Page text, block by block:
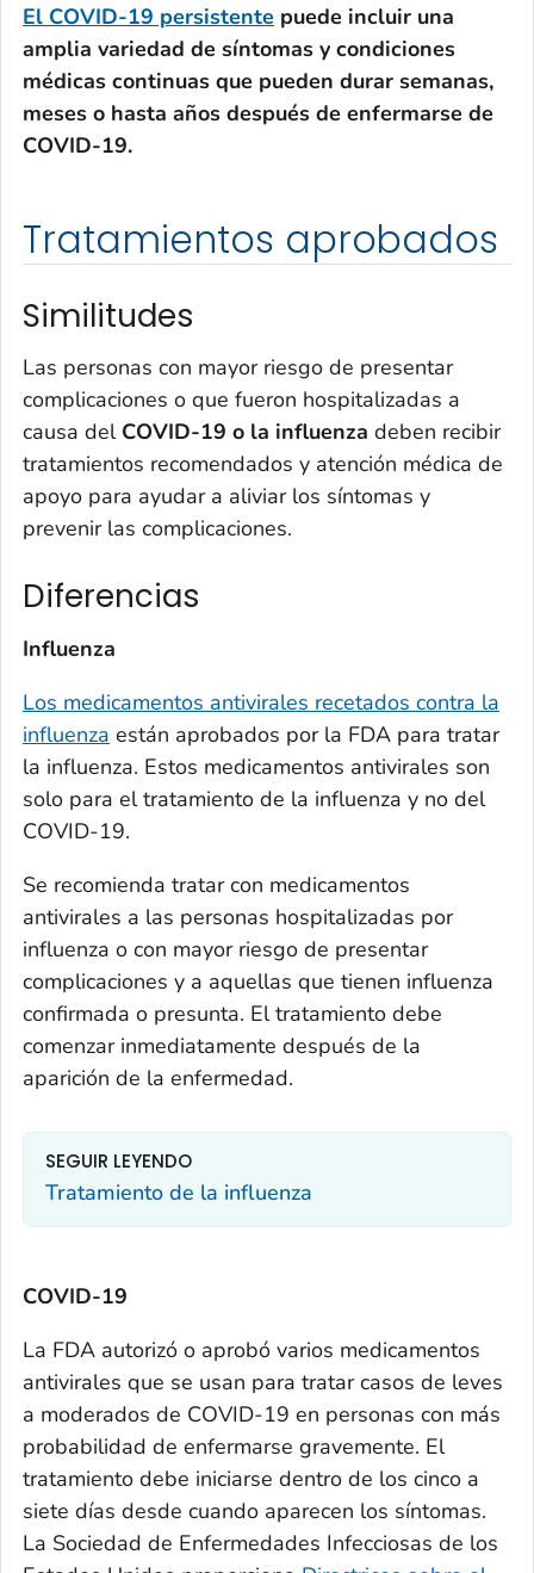
El COVID-19 persistente puede incluir una
amplia variedad de síntomas y condiciones
médicas continuas que pueden durar semanas,
meses o hasta años después de enfermarse de
COVID-19.
Tratamientos aprobados
Similitudes
Las personas con mayor riesgo de presentar
complicaciones o que fueron hospitalizadas a
causa del COVID-19 o la influenza deben recibir
tratamientos recomendados y atención médica de
apoyo para ayudar a aliviar los síntomas y
prevenir las complicaciones.
Diferencias
Influenza
Los medicamentos antivirales recetados contra la
influenza están aprobados por la FDA para tratar
la influenza. Estos medicamentos antivirales son
solo para el tratamiento de la influenza y no del
COVID-19.
Se recomienda tratar con medicamentos
antivirales a las personas hospitalizadas por
influenza o con mayor riesgo de presentar
complicaciones y a aquellas que tienen influenza
confirmada o presunta. El tratamiento debe
comenzar inmediatamente después de la
aparición de la enfermedad.
SEGUIR LEYENDO
Tratamiento de la influenza
COVID-19
La FDA autorizó o aprobó varios medicamentos
antivirales que se usan para tratar casos de leves
a moderados de COVID-19 en personas con más
probabilidad de enfermarse gravemente. El
tratamiento debe iniciarse dentro de los cinco a
siete días desde cuando aparecen los síntomas.
La Sociedad de Enfermedades Infecciosas de los